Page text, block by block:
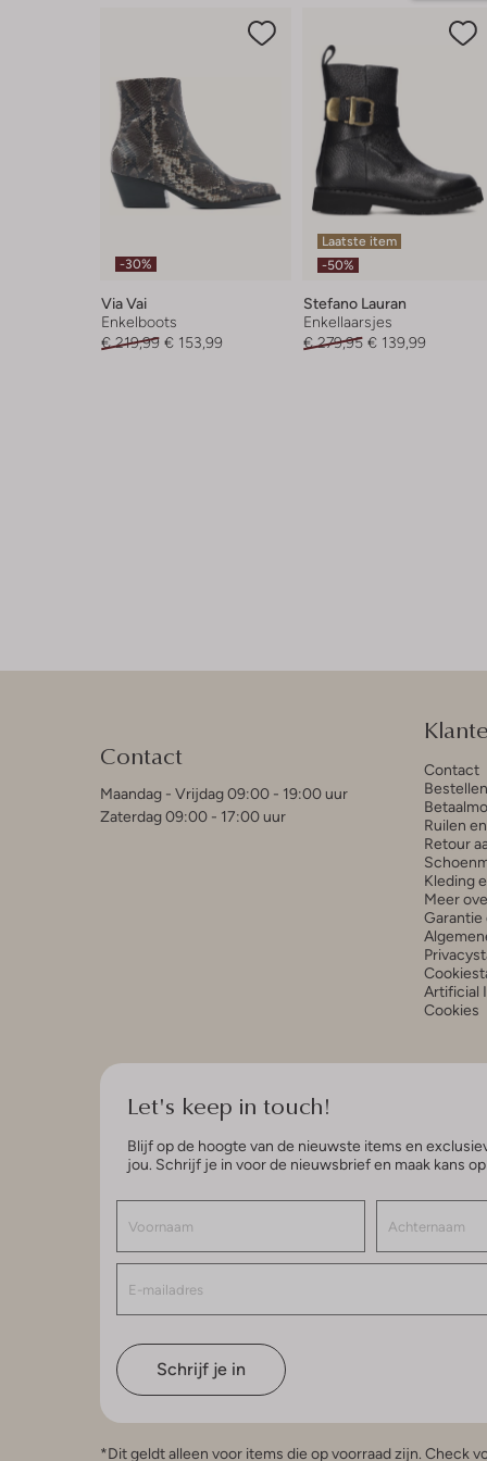
-30%
Via Vai
Enkelboots
€ 219,99 € 153,99
Laatste item
-50%
Stefano Lauran
Enkellaarsjes
€ 279,95 € 139,99
Contact
Maandag - Vrijdag 09:00 - 19:00 uur
Zaterdag 09:00 - 17:00 uur
Contact
Ruilen
Retour
Kleding
Meer
Garantie
Artificial
Cookies
Let's keep in touch!
Blijf op de hoogte van de nieuwste items en
jou. Schrijf je in voor de nieuwsbrief en maak kans
Schrijf je in
*Dit geldt alleen voor items die op voorraad zijn. Check